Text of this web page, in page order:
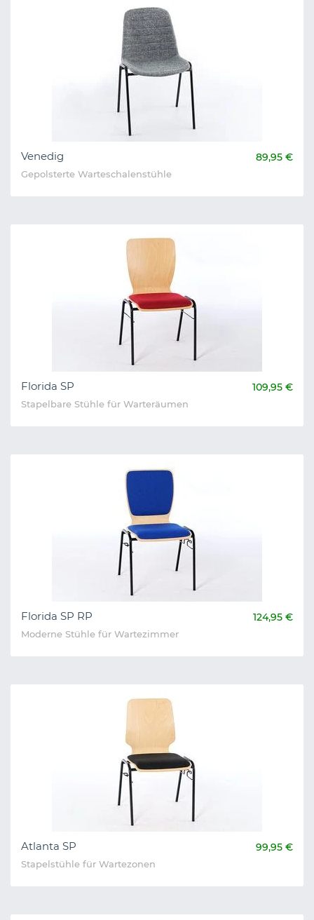
Venedig 89,95 €
Gepolsterte Warteschalenstühle
Florida SP 109,95 €
Stapelbare Stühle für Warteräumen
Florida SP RP 124,95 €
Moderne Stühle für Wartezimmer
Atlanta SP 99,95 €
Stapelstühle für Wartezonen